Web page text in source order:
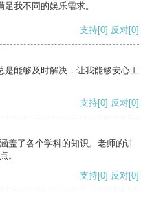
我不同的娱乐需求。
支持[0] 反对[0]
是能够及时解决，让我能够安心工
支持[0] 反对[0]
盖了各个学科的知识。老师的讲
。
支持[0] 反对[0]